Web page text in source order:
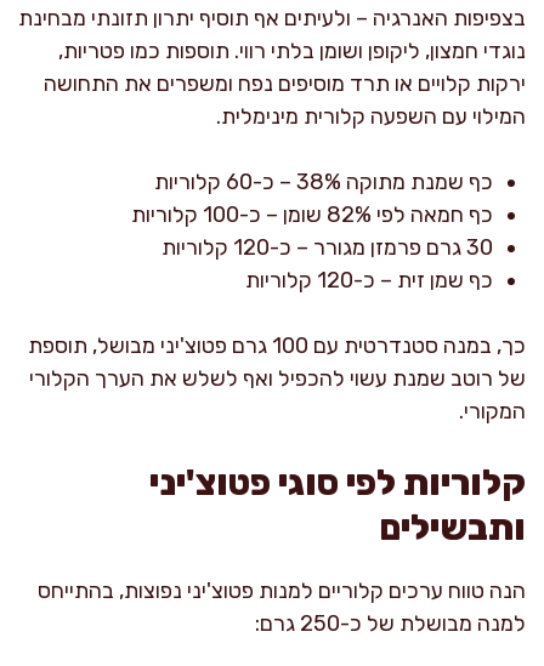
בצפיפות האנרגיה – ולעיתים אף תוסיף יתרון תזונתי מבחינת
נוגדי חמצון, ליקופן ושומן בלתי רווי. תוספות כמו פטריות,
ירקות קלויים או תרד מוסיפים נפח ומשפרים את התחושה
המילוי עם השפעה קלורית מינימלית.
כף שמנת מתוקה 38% – כ-60 קלוריות
כף חמאה לפי 82% שומן – כ-100 קלוריות
30 גרם פרמזן מגורר – כ-120 קלוריות
כף שמן זית – כ-120 קלוריות
כך, במנה סטנדרטית עם 100 גרם פטוצ'יני מבושל, תוספת
של רוטב שמנת עשוי להכפיל ואף לשלש את הערך הקלורי
המקורי.
קלוריות לפי סוגי פטוצ'יני
ותבשילים
הנה טווח ערכים קלוריים למנות פטוצ'יני נפוצות, בהתייחס
למנה מבושלת של כ-250 גרם: